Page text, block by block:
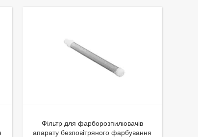
Фільтр для фарборозпилювачів
апарату безповітряного фарбування